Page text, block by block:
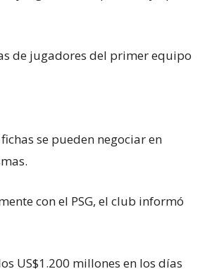
de jugadores del primer equipo
se pueden negociar en
con el PSG, el club informó
US$1.200 millones en los días